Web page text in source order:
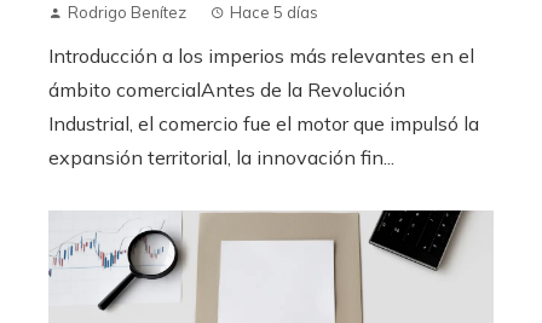
Rodrigo Benítez Hace 5 días
Introducción a los imperios más relevantes en el
ámbito comercialAntes de la Revolución
Industrial, el comercio fue el motor que impulsó la
expansión territorial, la innovación fin...